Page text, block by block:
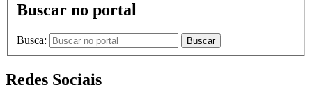
Buscar no portal
Busca: Buscar
Redes Sociais